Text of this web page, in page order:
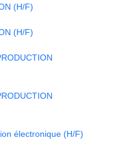
(H/F)
(H/F)
électronique (H/F)